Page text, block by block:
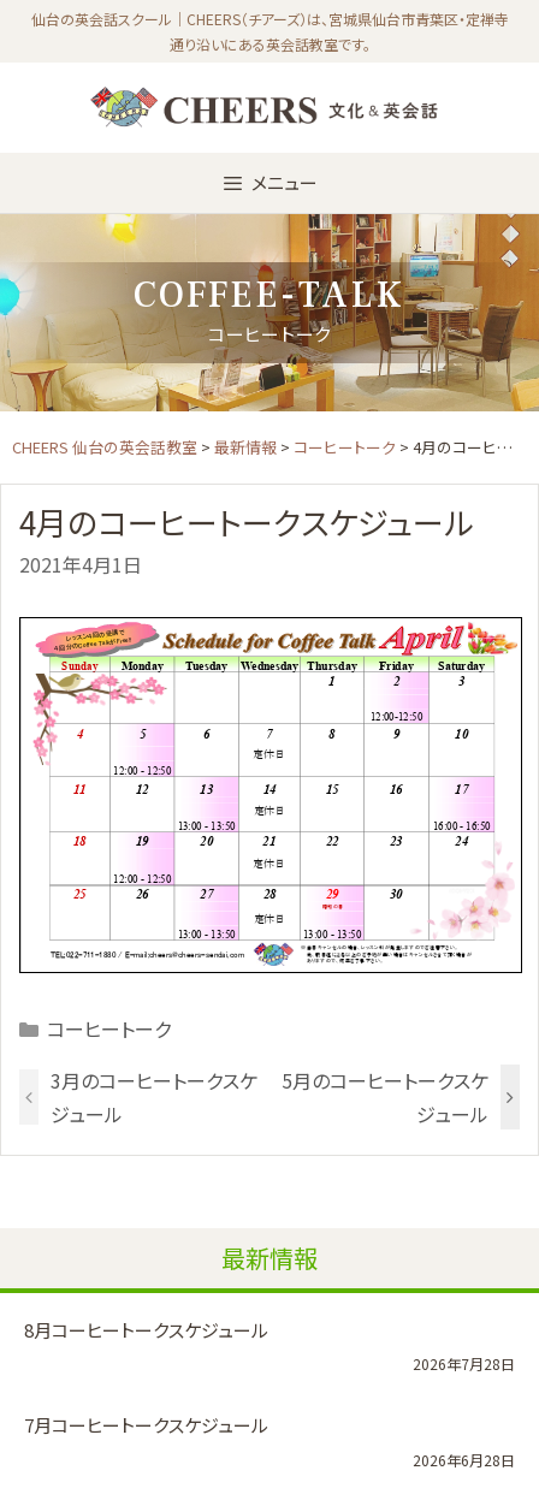
Skip仙台の英会話スクール｜CHEERS（チアーズ）は、宮城県仙台市青葉区・定禅寺
通り沿いにある英会話教室です。
メニュー
COFFEE-TALK
コーヒートーク
CHEERS 仙台の英会話教室 > 最新情報 > コーヒートーク > 4月のコーヒートークスケジュール
4月のコーヒートークスケジュール
2021年4月1日
Categories
コーヒートーク
3月のコーヒートークスケ
ジュール
5月のコーヒートークスケ
ジュール
最新情報
8月コーヒートークスケジュール
2026年7月28日
7月コーヒートークスケジュール
2026年6月28日